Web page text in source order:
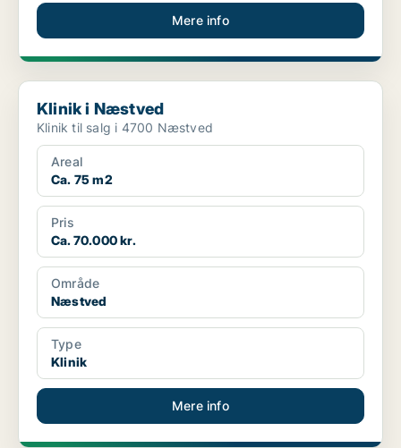
Mere info
Klinik i Næstved
Klinik i Næstved
Klinik til salg i 4700 Næstved
Areal
Ca. 75 m2
Pris
Ca. 70.000 kr.
Område
Næstved
Type
Klinik
Mere info